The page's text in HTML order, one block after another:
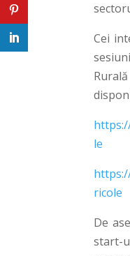
Cei
le
ricole
De
start-